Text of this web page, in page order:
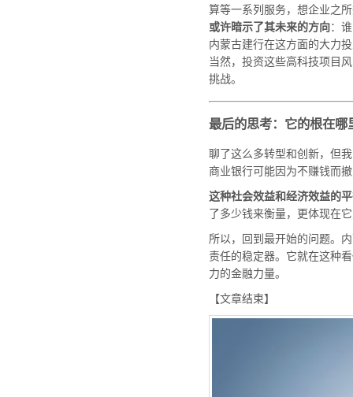
算等一系列服务，想企业之
或许暗示了其未来的方向：
内蒙古建行在这方面的大力
当然，投资这些高科技项目
挑战。
最后的思考：它的根在哪
聊了这么多转型和创新，但
商业银行可能因为不赚钱而
这种社会效益和经济效益的
了多少钱来衡量，更体现在
所以，回到最开始的问题。
责任的稳定器。它就在这种
力的金融力量。
【文章结束】